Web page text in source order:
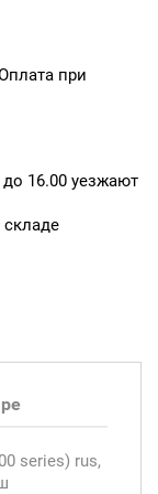
при
16.00 уезжают
series) rus,